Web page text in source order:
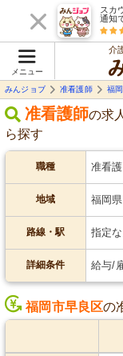
スカ
通知
メニュー
介
みんジョブ
准看護師 福
准看護師の求
ら探す
職種 准看
地域 福岡県
路線・駅 指定
詳細条件 給与/
福岡市早良区の